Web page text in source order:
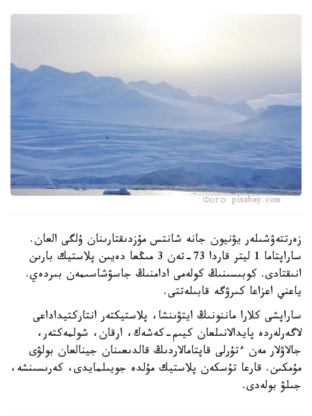
Фото: pixabay.com
زەرتتەۋشىلەر يۋنيون جانە شانتس مۇزدىقتارىنان ۇلگى العان.
ساراپتاما 1 ليتر قاردا 73-تەن 3 مىڭعا دەيىن پلاستيك بارىن
انىقتادى. كوبىسىنىڭ كولەمى ادامنىڭ جاسۋشاسىمەن بىردەي.
ياعني اعزاعا كىرۋگە قابىلەتتى.
ساراپشى كلارا ماننونىڭ ايتۋىنشا، پلاستيكتەر انتاركتيداداعى
لاگەرلەردە پايدالانىلعان كيىم-كەشەك، ارقان، شولمەكتەر،
جالاۋلار مەن ءتۇرلى قاپتامالاردىڭ قالدىعىنان جينالعان بولۋى
مۇمكىن. قارعا تۇسكەن پلاستيك مۇلدە جويىلمايدى، كەرىسىنشە،
جىلۋ بولەدى.